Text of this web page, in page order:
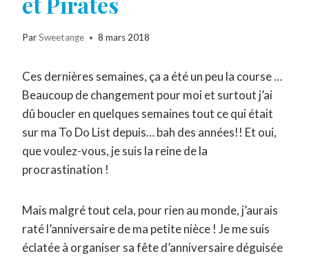
ParSweetange 8 mars 2018
Ces dernières semaines, ça a été un peu la course …
Beaucoup de changement pour moi et surtout j’ai
dû boucler en quelques semaines tout ce qui était
sur ma To Do List depuis… bah des années!! Et oui,
que voulez-vous, je suis la reine de la
procrastination !
Mais malgré tout cela, pour rien au monde, j’aurais
raté l’anniversaire de ma petite nièce ! Je me suis
éclatée à organiser sa fête d’anniversaire déguisée